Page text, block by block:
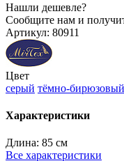
Нашли дешевле?
Сообщите нам и
Артикул: 80911
Цвет
серый тёмно-бирюзовый
Характеристики
Длина: 85 см
Все характеристики